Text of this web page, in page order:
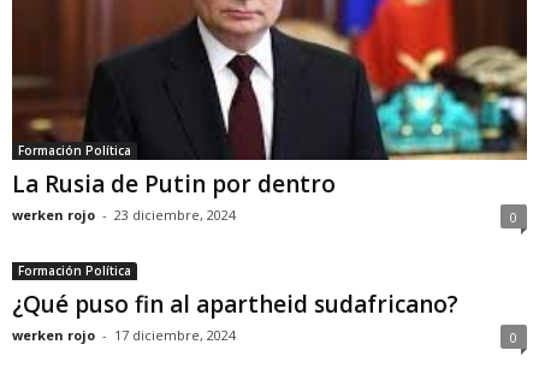
Formación Política
La Rusia de Putin por dentro
werken rojo - 23 diciembre, 2024 0
Formación Política
¿Qué puso fin al apartheid sudafricano?
werken rojo - 17 diciembre, 2024 0